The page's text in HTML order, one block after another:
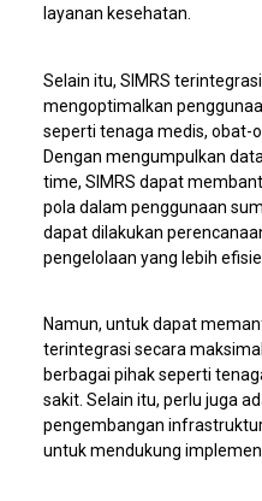
layanan kesehatan.
Selain itu, SIMRS
mengoptimalkan
seperti tenaga medis, obat-
Dengan mengumpulkan
time, SIMRS dapat
pola dalam penggunaan
dapat dilakukan
pengelolaan yang lebih
Namun, untuk dapat
terintegrasi secara
berbagai pihak seperti
sakit. Selain itu, perlu juga
pengembangan
untuk mendukung